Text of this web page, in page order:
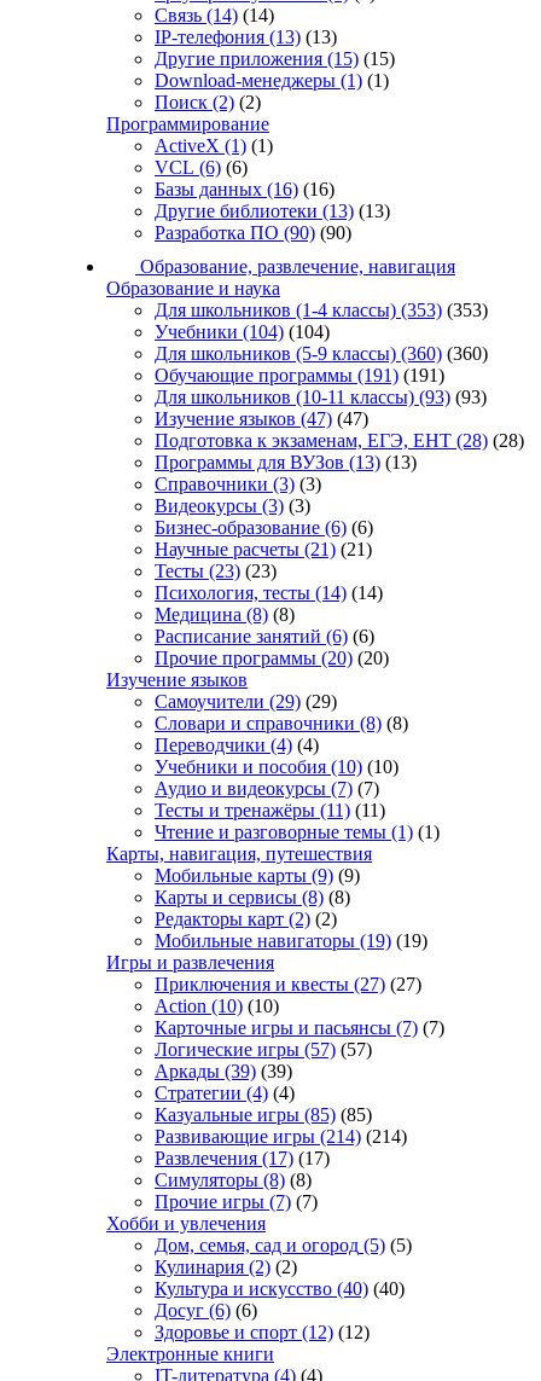
Связь (14) (14)
IP-телефония (13) (13)
Другие приложения (15) (15)
Download-менеджеры (1) (1)
Поиск (2) (2)
Программирование
ActiveX (1) (1)
VCL (6) (6)
Базы данных (16) (16)
Другие библиотеки (13) (13)
Разработка ПО (90) (90)
Образование, развлечение, навигация
Образование и наука
Для школьников (1-4 классы) (353) (353)
Учебники (104) (104)
Для школьников (5-9 классы) (360) (360)
Обучающие программы (191) (191)
Для школьников (10-11 классы) (93) (93)
Изучение языков (47) (47)
Подготовка к экзаменам, ЕГЭ, ЕНТ (28) (28)
Программы для ВУЗов (13) (13)
Справочники (3) (3)
Видеокурсы (3) (3)
Бизнес-образование (6) (6)
Научные расчеты (21) (21)
Тесты (23) (23)
Психология, тесты (14) (14)
Медицина (8) (8)
Расписание занятий (6) (6)
Прочие программы (20) (20)
Изучение языков
Самоучители (29) (29)
Словари и справочники (8) (8)
Переводчики (4) (4)
Учебники и пособия (10) (10)
Аудио и видеокурсы (7) (7)
Тесты и тренажёры (11) (11)
Чтение и разговорные темы (1) (1)
Карты, навигация, путешествия
Мобильные карты (9) (9)
Карты и сервисы (8) (8)
Редакторы карт (2) (2)
Мобильные навигаторы (19) (19)
Игры и развлечения
Приключения и квесты (27) (27)
Action (10) (10)
Карточные игры и пасьянсы (7) (7)
Логические игры (57) (57)
Аркады (39) (39)
Стратегии (4) (4)
Казуальные игры (85) (85)
Развивающие игры (214) (214)
Развлечения (17) (17)
Симуляторы (8) (8)
Прочие игры (7) (7)
Хобби и увлечения
Дом, семья, сад и огород (5) (5)
Кулинария (2) (2)
Культура и искусство (40) (40)
Досуг (6) (6)
Здоровье и спорт (12) (12)
Электронные книги
IT-литература (4) (4)